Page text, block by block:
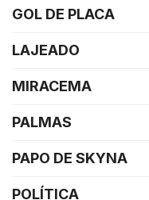
GOL DE PLACA
LAJEADO
MIRACEMA
PALMAS
PAPO DE SKYNA
POLÍTICA